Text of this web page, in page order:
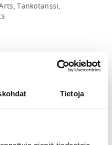
Tietoja
Tankotanssi,
595,00 € -
maksua ei